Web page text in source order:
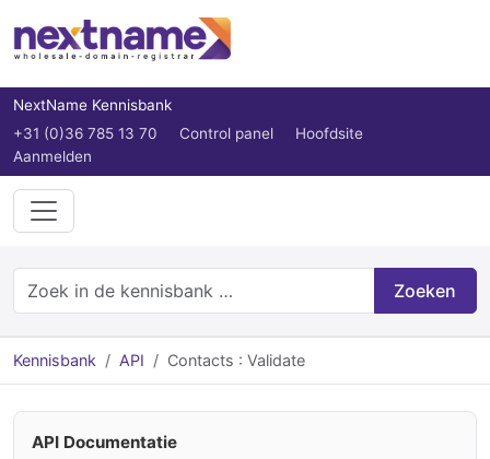
NextName Kennisbank
+31 (0)36 785 13 70
Control panel
Hoofdsite
Aanmelden
Zoeken
Kennisbank API Contacts : Validate
API Documentatie